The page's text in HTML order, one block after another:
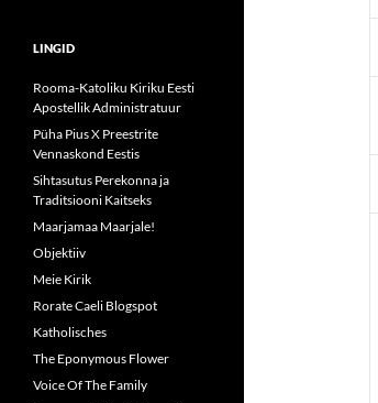
LINGID
Rooma-Katoliku Kiriku Eesti
Apostellik Administratuur
Püha Pius X Preestrite
Vennaskond Eestis
Sihtasutus Perekonna ja
Traditsiooni Kaitseks
Maarjamaa Maarjale!
Objektiiv
Meie Kirik
Rorate Caeli Blogspot
Katholisches
The Eponymous Flower
Voice Of The Family